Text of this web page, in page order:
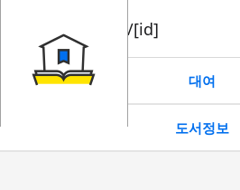
book/rent/[id]
대여
도서정보